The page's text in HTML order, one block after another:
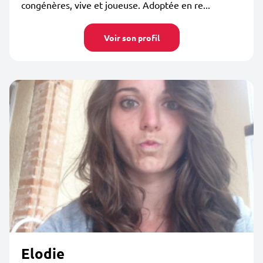
congénères, vive et joueuse. Adoptée en re...
Voir son profil
Elodie